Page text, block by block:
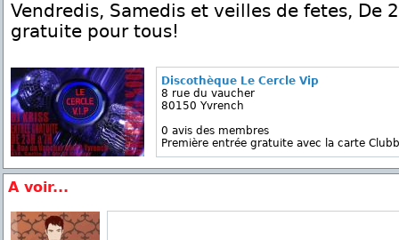
Vendredis, Samedis et veilles de fetes, De
gratuite pour tous!
Discothèque Le Cercle Vip
8 rue du vaucher
80150 Yvrench
0 avis des membres
Première entrée gratuite avec la carte
A voir...